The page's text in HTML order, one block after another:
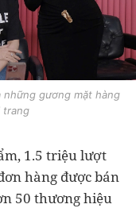
những gương mặt hàng
trang
1.5 triệu lượt
hàng được bán
50 thương hiệu